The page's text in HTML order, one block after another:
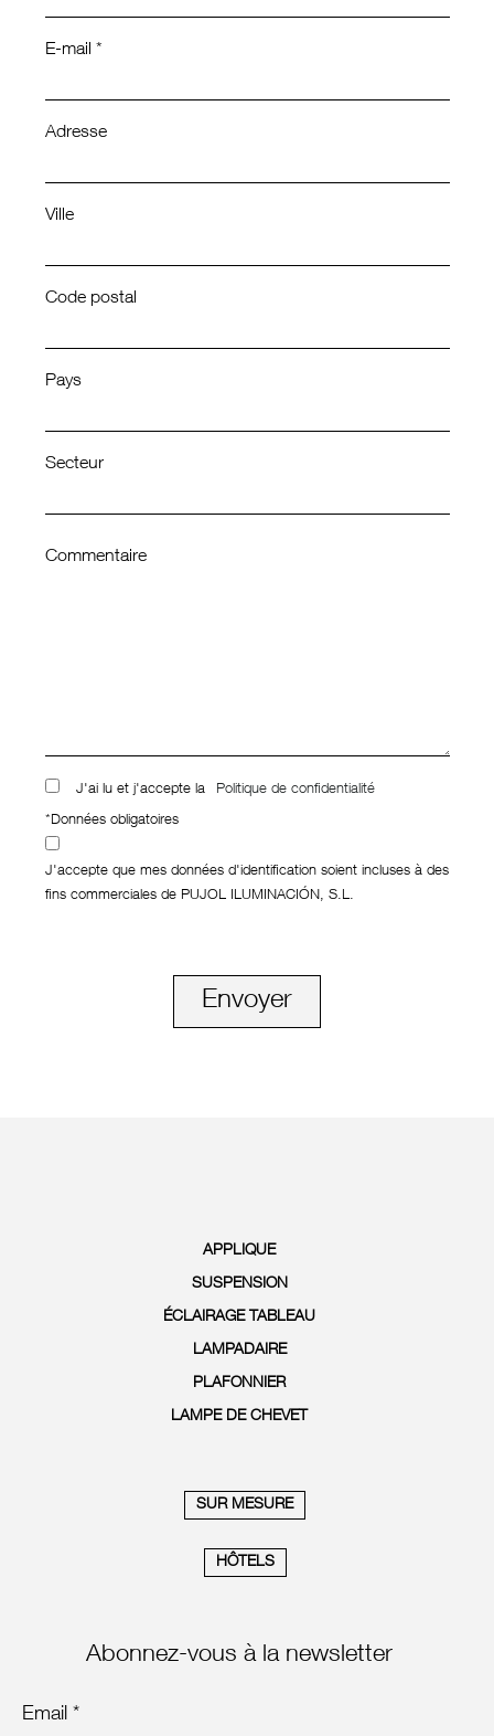
E-mail *
Adresse
Ville
Code postal
Pays
Secteur
Commentaire
J'ai lu et j'accepte la Politique de confidentialité
*Données obligatoires
J'accepte que mes données d'identification soient incluses à des
fins commerciales de PUJOL ILUMINACIÓN, S.L.
Envoyer
APPLIQUE
SUSPENSION
ÉCLAIRAGE TABLEAU
LAMPADAIRE
PLAFONNIER
LAMPE DE CHEVET
SUR MESURE
HÔTELS
Abonnez-vous à la newsletter
Email *